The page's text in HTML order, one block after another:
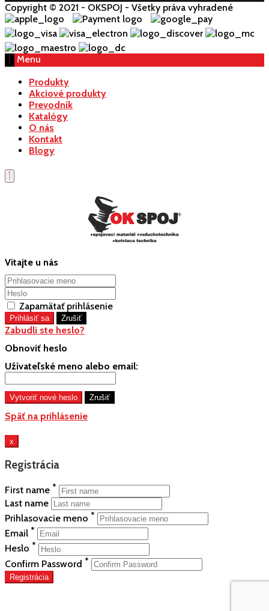
Copyright © 2021 - OKSPOJ - Všetky práva vyhradené
Menu
Produkty
Akciové produkty
Prevodník
Katalógy
O nás
Kontakt
Blogy
Vitajte u nás
Zapamätať prihlásenie
Zabudli ste heslo?
Obnoviť heslo
Užívateľské meno alebo email:
Späť na prihlásenie
x
Registrácia
First name *
Last name
Prihlasovacie meno *
Email *
Heslo *
Confirm Password *
Registrácia